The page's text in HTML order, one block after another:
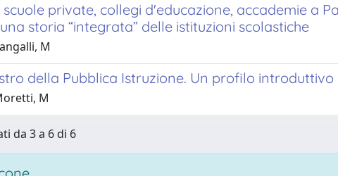
private, collegi d'educazione, accademie a
storia “integrata” delle istituzioni scolastiche
M
della Pubblica Istruzione. Un profilo introduttivo
M
da 3 a 6 di 6